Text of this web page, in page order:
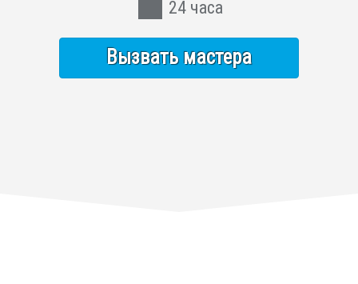
24 часа
Вызвать мастера